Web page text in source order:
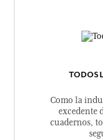
TODOS
Como la
excedente
cuadernos,